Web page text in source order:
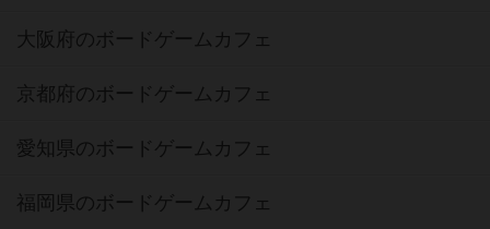
大阪府のボードゲームカフェ
京都府のボードゲームカフェ
愛知県のボードゲームカフェ
福岡県のボードゲームカフェ